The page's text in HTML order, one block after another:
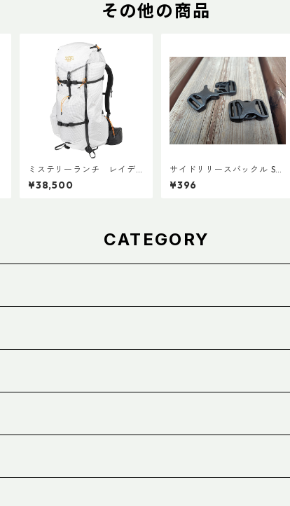
その他の商品
ミステリーランチ レイデ
ィックス47
¥38,500
サイドリリースバックル SR
GMD 両引き 20mm (２個)
¥396
CATEGORY